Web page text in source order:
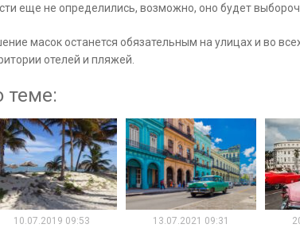
еще не определились, возможно, оно будет
масок останется обязательным на улицах и во
отелей и пляжей.
теме:
10.07.2019 09:53
13.07.2021 09:31